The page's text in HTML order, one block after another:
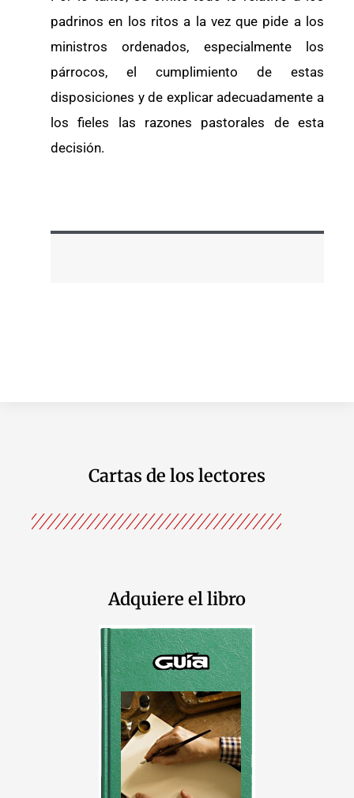
padrinos en los ritos a la vez que pide a los
ministros ordenados, especialmente los
párrocos, el cumplimiento de estas
disposiciones y de explicar adecuadamente a
los fieles las razones pastorales de esta
decisión.
Cartas de los lectores
Adquiere el libro